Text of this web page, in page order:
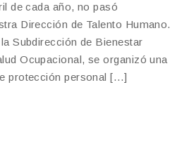
de cada año, no pasó
Dirección de Talento Humano.
Subdirección de Bienestar
Ocupacional, se organizó una
protección personal […]